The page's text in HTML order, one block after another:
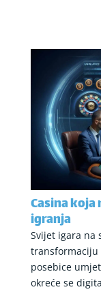
Casina
igranja
Svijet igara na
transformaciju
posebice
okreće se